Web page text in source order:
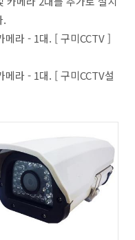
.
메라 - 1대. [ 구미CCTV ]
라 - 1대. [ 구미CCTV설